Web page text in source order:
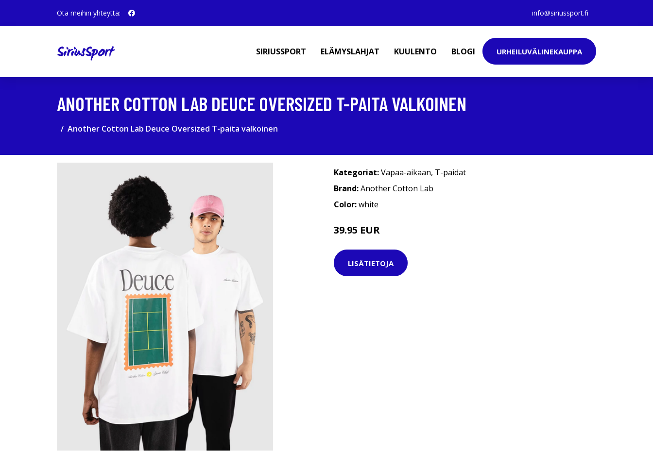
Ota meihin yhteyttä: info@siriussport.fi
SIRIUSSPORT ELÄMYSLAHJAT KUULENTO BLOGI URHEILUVÄLINEKAUPPA
ANOTHER COTTON LAB DEUCE OVERSIZED T-PAITA VALKOINEN
Another Cotton Lab Deuce Oversized T-paita valkoinen
Kategoriat:Vapaa-aikaan, T-paidat
Brand:Another Cotton Lab
Color:white
39.95 EUR
LISÄTIETOJA